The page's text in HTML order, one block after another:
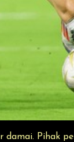
damai. Pihak